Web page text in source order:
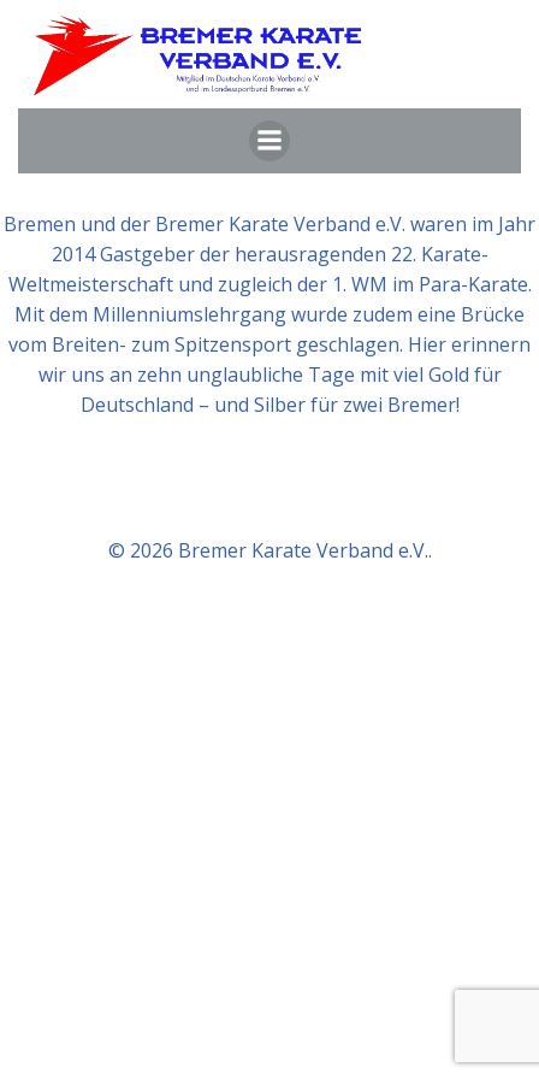
Inhalt
springen
Bremen und der Bremer Karate Verband e.V. waren im Jahr
2014 Gastgeber der herausragenden 22. Karate-
Weltmeisterschaft und zugleich der 1. WM im Para-Karate.
Mit dem Millenniumslehrgang wurde zudem eine Brücke
vom Breiten- zum Spitzensport geschlagen. Hier erinnern
wir uns an zehn unglaubliche Tage mit viel Gold für
Deutschland – und Silber für zwei Bremer!
© 2026 Bremer Karate Verband e.V..